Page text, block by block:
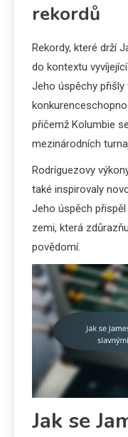
rekordů
Rekordy, které drží
do kontextu
Jeho úspěchy přišly
přičemž Kolumbie
mezinárodních
Rodríguezovy
také inspirovaly
Jeho úspěch
zemi, která
povědomí.
Jak se